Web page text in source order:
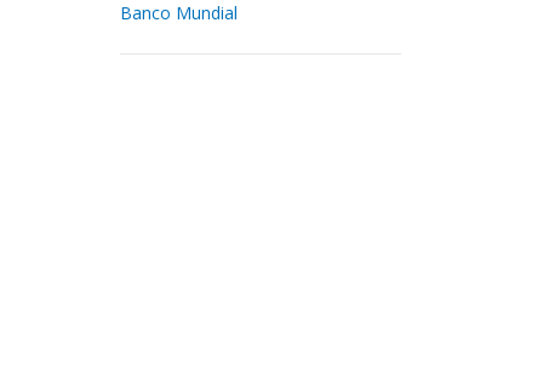
Banco Mundial